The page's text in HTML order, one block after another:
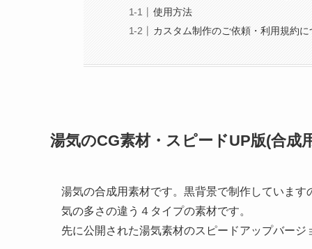
使用方法
カスタム制作のご依頼・利用規約に
湯気のCG素材・スピードUP版(合成
湯気の合成用素材です。黒背景で制作していま
気の多さの違う４タイプの素材です。
先に公開された湯気素材のスピードアップバージ